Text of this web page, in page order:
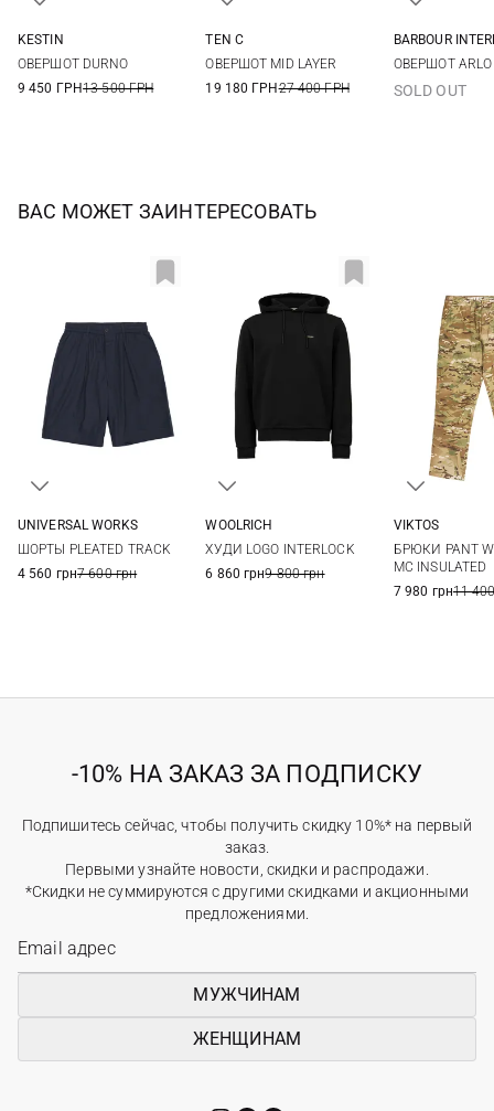
KESTIN
ОВЕРШОТ DURNO
9 450 ГРН13 500 ГРН
TEN C
ОВЕРШОТ MID LAYER
19 180 ГРН27 400 ГРН
BARBOUR
ОВЕРШОТ ARLO
SOLD OUT
ВАС МОЖЕТ ЗАИНТЕРЕСОВАТЬ
UNIVERSAL WORKS
ШОРТЫ PLEATED TRACK
4 560 грн7 600 грн
WOOLRICH
ХУДИ LOGO INTERLOCK
6 860 грн9 800 грн
38/34
VIKTOS
БРЮКИ PANT
MC INSULATED
7 980 грн11
-10% НА ЗАКАЗ ЗА ПОДПИСКУ
Подпишитесь сейчас, чтобы получить скидку 10%* на первый
заказ.
Первыми узнайте новости, скидки и распродажи.
*Скидки не суммируются с другими скидками и акционными
предложениями.
МУЖЧИНАМ
ЖЕНЩИНАМ